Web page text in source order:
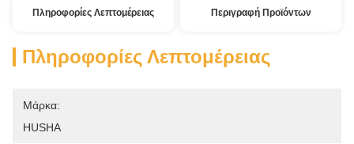
Πληροφορίες Λεπτομέρειας Περιγραφή Προϊόντων
Πληροφορίες Λεπτομέρειας
Μάρκα:
HUSHA